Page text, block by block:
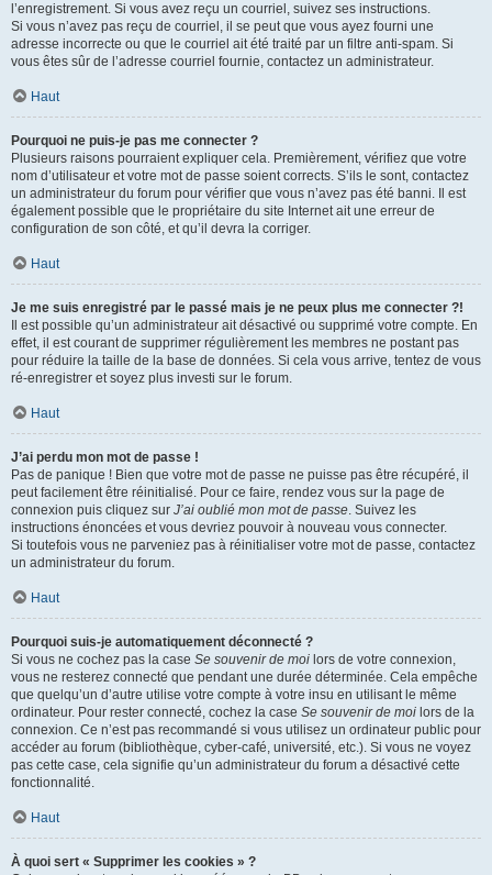
l’enregistrement. Si vous avez reçu un courriel, suivez ses instructions.
Si vous n’avez pas reçu de courriel, il se peut que vous ayez fourni une
adresse incorrecte ou que le courriel ait été traité par un filtre anti-spam. Si
vous êtes sûr de l’adresse courriel fournie, contactez un administrateur.
Haut
Pourquoi ne puis-je pas me connecter ?
Plusieurs raisons pourraient expliquer cela. Premièrement, vérifiez que votre
nom d’utilisateur et votre mot de passe soient corrects. S’ils le sont, contactez
un administrateur du forum pour vérifier que vous n’avez pas été banni. Il est
également possible que le propriétaire du site Internet ait une erreur de
configuration de son côté, et qu’il devra la corriger.
Haut
Je me suis enregistré par le passé mais je ne peux plus me connecter ?!
Il est possible qu’un administrateur ait désactivé ou supprimé votre compte. En
effet, il est courant de supprimer régulièrement les membres ne postant pas
pour réduire la taille de la base de données. Si cela vous arrive, tentez de vous
ré-enregistrer et soyez plus investi sur le forum.
Haut
J’ai perdu mon mot de passe !
Pas de panique ! Bien que votre mot de passe ne puisse pas être récupéré, il
peut facilement être réinitialisé. Pour ce faire, rendez vous sur la page de
connexion puis cliquez sur J’ai oublié mon mot de passe. Suivez les
instructions énoncées et vous devriez pouvoir à nouveau vous connecter.
Si toutefois vous ne parveniez pas à réinitialiser votre mot de passe, contactez
un administrateur du forum.
Haut
Pourquoi suis-je automatiquement déconnecté ?
Si vous ne cochez pas la case Se souvenir de moi lors de votre connexion,
vous ne resterez connecté que pendant une durée déterminée. Cela empêche
que quelqu’un d’autre utilise votre compte à votre insu en utilisant le même
ordinateur. Pour rester connecté, cochez la case Se souvenir de moi lors de la
connexion. Ce n’est pas recommandé si vous utilisez un ordinateur public pour
accéder au forum (bibliothèque, cyber-café, université, etc.). Si vous ne voyez
pas cette case, cela signifie qu’un administrateur du forum a désactivé cette
fonctionnalité.
Haut
À quoi sert « Supprimer les cookies » ?